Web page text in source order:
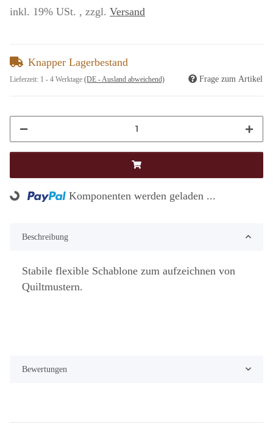
inkl. 19% USt. , zzgl. Versand
Knapper Lagerbestand
Lieferzeit: 1 - 4 Werktage (DE - Ausland abweichend) Frage zum Artikel
Loading... Komponenten werden geladen ...
Beschreibung
Stabile flexible Schablone zum aufzeichnen von
Quiltmustern.
Bewertungen